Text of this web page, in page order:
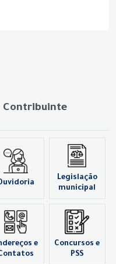
Contribuinte
Legislação
municipal
e
Concursos e
PSS